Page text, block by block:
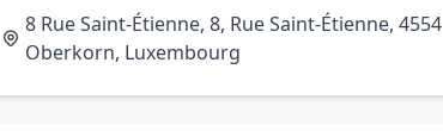
8 Rue Saint-Étienne, 8, Rue Saint-Étienne, 4554
Oberkorn, Luxembourg